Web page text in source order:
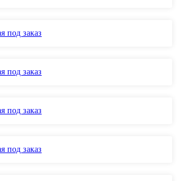
под заказ
под заказ
под заказ
под заказ